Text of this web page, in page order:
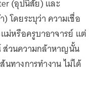
(อุปนิสัย) และ
โดยระบุว่า ความเชื่อ
ม่หรือครูบาอาจารย์ แต่
วนความกล้าหาญนั้น
ทางการทำงาน ไม่ได้